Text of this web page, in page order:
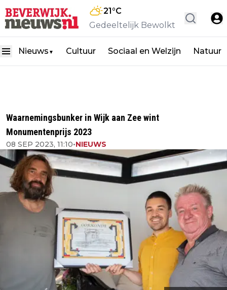
21°C
Gedeeltelijk Bewolkt
Nieuws ▼ Cultuur Sociaal en Welzijn Natuur
Waarnemingsbunker in Wijk aan Zee wint
Monumentenprijs 2023
08 SEP 2023, 11:10•NIEUWS